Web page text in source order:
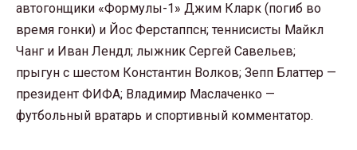
автогонщики «Формулы-1» Джим Кларк (погиб во
время гонки) и Йос Ферстаппсн; теннисисты Майкл
Чанг и Иван Лендл; лыжник Сергей Савельев;
прыгун с шестом Константин Волков; Зепп Блаттер —
президент ФИФА; Владимир Маслаченко —
футбольный вратарь и спортивный комментатор.